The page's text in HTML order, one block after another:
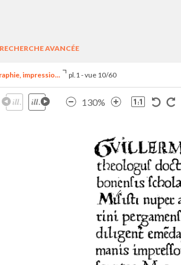
RECHERCHE AVANCÉE
impressio... pl.1 - vue 10/60
130%